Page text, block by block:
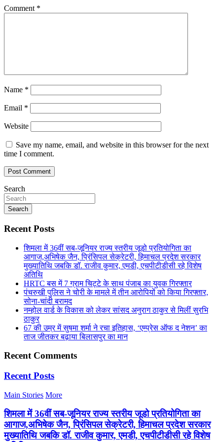
Comment *
Name *
Email *
Website
Save my name, email, and website in this browser for the next
time I comment.
Search
Search
Recent Posts
शिमला में 36वीं सब-जूनियर राज्य स्तरीय जूडो प्रतियोगिता का
आगाज,अभिषेक जैन, प्रिंसिपल सेक्रेटरी, हिमाचल प्रदेश सरकार
मुख्यातिथि जबकि डॉ. राजीव कुमार, एमडी, एचपीटीडीसी रहे विशेष
अतिथि
HRTC बस में 7 ग्राम चिट्टे के साथ पंजाब का युवक गिरफ्तार
पंचरुखी पुलिस ने चोरी के मामले में तीन आरोपियों को किया गिरफ्तार,
सोना-चांदी बरामद
नम्होल वार्ड के विकास को लेकर सांसद अनुराग ठाकुर से मिलीं सुरभि
ठाकुर
67 की उम्र में सुषमा शर्मा ने रचा इतिहास, ‘एम्प्रेस ऑफ द नेशन’ का
ताज जीतकर बढ़ाया बिलासपुर का मान
Recent Comments
Recent Posts
Main Stories More
शिमला में 36वीं सब-जूनियर राज्य स्तरीय जूडो प्रतियोगिता का
आगाज,अभिषेक जैन, प्रिंसिपल सेक्रेटरी, हिमाचल प्रदेश सरकार
मुख्यातिथि जबकि डॉ. राजीव कुमार, एमडी, एचपीटीडीसी रहे विशेष